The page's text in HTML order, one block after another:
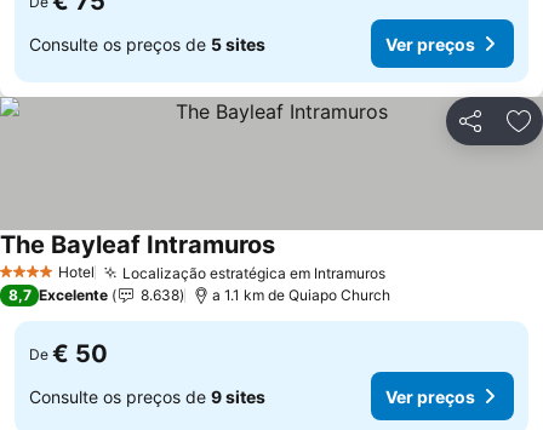
Consulte os preços de 5 sites Ver preços
Partilhar
4 EstrelasHotel Localização estratégica em Intramuros
The Bayleaf Intramuros
8,7 Excelente 8.638 a 1.1 km de Quiapo Church
De € 50
Consulte os preços de 9 sites Ver preços